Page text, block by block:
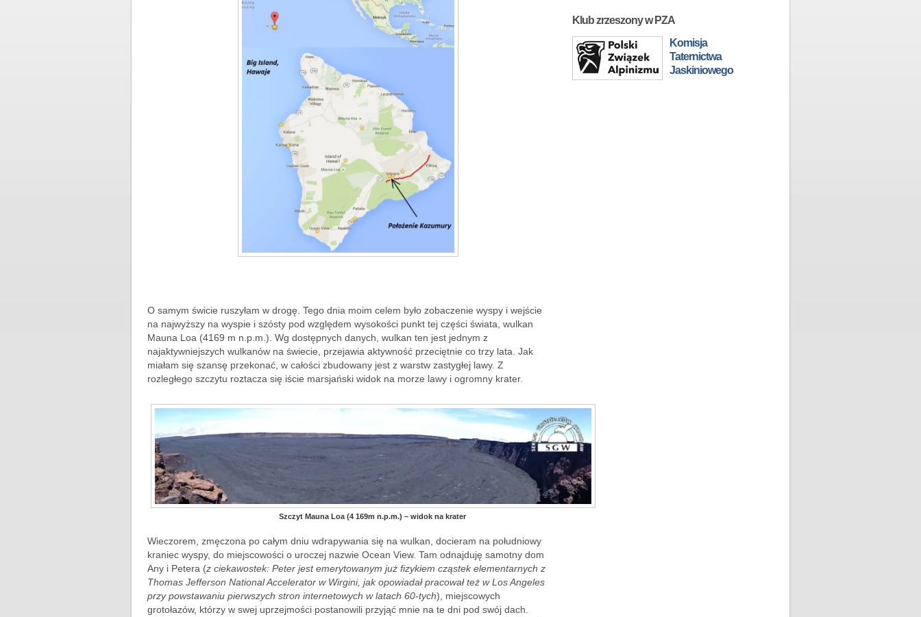
O samym świcie ruszyłam w drogę. Tego dnia moim celem było zobaczenie wyspy i wejście
na najwyższy na wyspie i szósty pod względem wysokości punkt tej części świata, wulkan
Mauna Loa (4169 m n.p.m.). Wg dostępnych danych, wulkan ten jest jednym z
najaktywniejszych wulkanów na świecie, przejawia aktywność przeciętnie co trzy lata. Jak
miałam się szansę przekonać, w całości zbudowany jest z warstw zastygłej lawy. Z
rozległego szczytu roztacza się iście marsjański widok na morze lawy i ogromny krater.
Szczyt Mauna Loa (4 169m n.p.m.) – widok na krater
Wieczorem, zmęczona po całym dniu wdrapywania się na wulkan, docieram na południowy
kraniec wyspy, do miejscowości o uroczej nazwie Ocean View. Tam odnajduję samotny dom
Any i Petera (z ciekawostek: Peter jest emerytowanym już fizykiem cząstek elementarnych z
Thomas Jefferson National Accelerator w Wirgini, jak opowiadał pracował też w Los Angeles
przy powstawaniu pierwszych stron internetowych w latach 60-tych), miejscowych
grotołazów, którzy w swej uprzejmości postanowili przyjąć mnie na te dni pod swój dach.
Klub zrzeszony w PZA
Komisja
Taternictwa
Jaskiniowego